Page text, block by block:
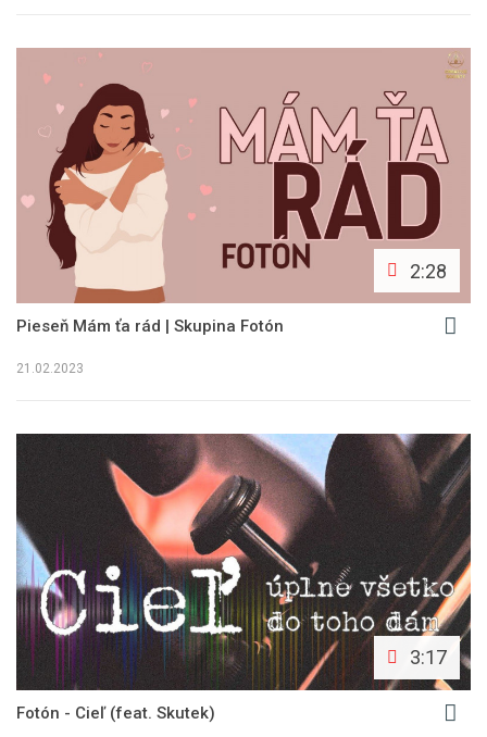
2:28
Pieseň Mám ťa rád | Skupina Fotón
21.02.2023
3:17
Fotón - Cieľ (feat. Skutek)